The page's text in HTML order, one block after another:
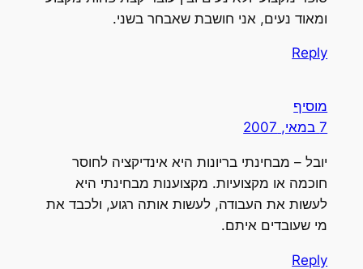
ומאוד נעים, אני חושבת שאבחר בשני.
Reply
מוסיף
יובל – מבחינתי בריונות היא אינדיקציה לחוסר
חוכמה או מקצועיות. מקצוענות מבחינתי היא
לעשות את העבודה, לעשות אותה רגוע, ולכבד את
מי שעובדים איתם.
Reply